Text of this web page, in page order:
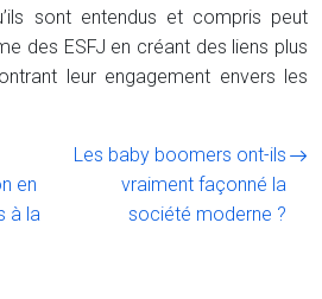
sont entendus et compris peut
des ESFJ en créant des liens plus
leur engagement envers les
en
à la
Les baby boomers ont-ils
vraiment façonné la
société moderne ?